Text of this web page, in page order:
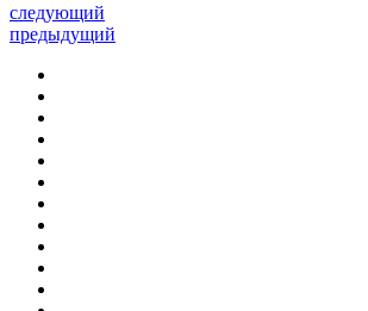
следующий
предыдущий